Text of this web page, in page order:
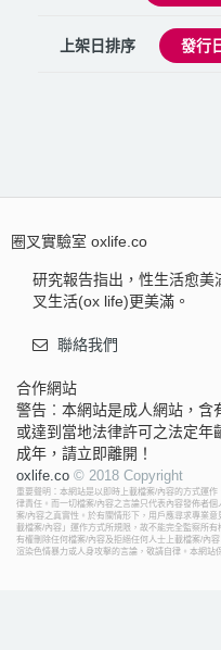
上架日排序 發行
圈叉實驗室 oxlife.co
研究報告指出，性生活愈美
叉生活(ox life)更美滿。
聯絡我們
合作網站
警告︰本網站是成人網站，含
或達到當地法律許可之法定
成年，請立即離開！
oxlife.co © 2018 Copyright
重要聲明：本網站是以即時上載檔案/內容的方式運
律責任。而一切檔案/內容之言論只代表內容發佈者
案/內容之真實性。於有關情形下，用戶應尋求專業
載檔案/內容」運作方式所規限，故不能完全監察所
有權刪除任何檔案/內容及拒絕任何人士上載檔案/內
渲染色情暴力或人身攻擊的言論，敬請自律。本網站